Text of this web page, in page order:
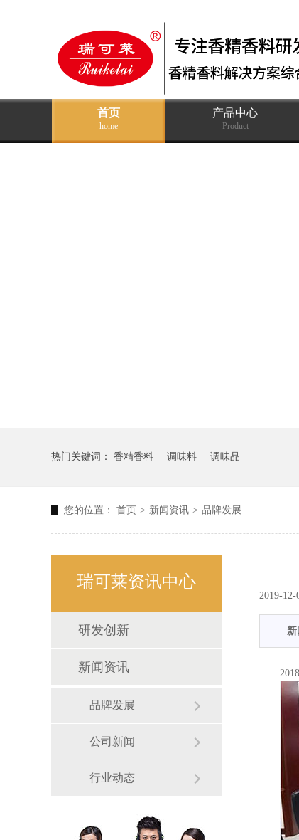
首页
home
产品中心
Product
热门关键词： 香精香料 调味料 调味品
您的位置： 首页 > 新闻资讯 > 品牌发展
瑞可莱资讯中心
研发创新
新闻资讯
品牌发展
公司新闻
行业动态
2019-
新